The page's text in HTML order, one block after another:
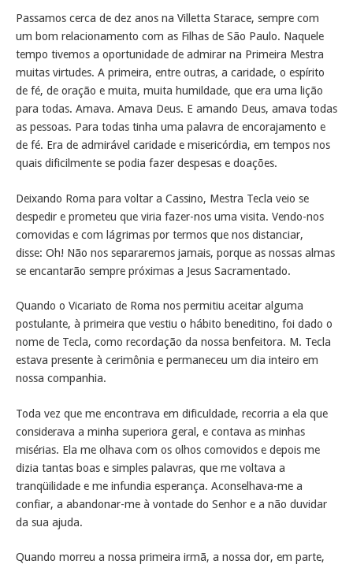
Passamos cerca de dez anos na Villetta Starace, sempre com
um bom relacionamento com as Filhas de São Paulo. Naquele
tempo tivemos a oportunidade de admirar na Primeira Mestra
muitas virtudes. A primeira, entre outras, a caridade, o espírito
de fé, de oração e muita, muita humildade, que era uma lição
para todas. Amava. Amava Deus. E amando Deus, amava todas
as pessoas. Para todas tinha uma palavra de encorajamento e
de fé. Era de admirável caridade e misericórdia, em tempos nos
quais dificilmente se podia fazer despesas e doações.
Deixando Roma para voltar a Cassino, Mestra Tecla veio se
despedir e prometeu que viria fazer-nos uma visita. Vendo-nos
comovidas e com lágrimas por termos que nos distanciar,
disse: Oh! Não nos separaremos jamais, porque as nossas almas
se encantarão sempre próximas a Jesus Sacramentado.
Quando o Vicariato de Roma nos permitiu aceitar alguma
postulante, à primeira que vestiu o hábito beneditino, foi dado o
nome de Tecla, como recordação da nossa benfeitora. M. Tecla
estava presente à cerimônia e permaneceu um dia inteiro em
nossa companhia.
Toda vez que me encontrava em dificuldade, recorria a ela que
considerava a minha superiora geral, e contava as minhas
misérias. Ela me olhava com os olhos comovidos e depois me
dizia tantas boas e simples palavras, que me voltava a
tranqüilidade e me infundia esperança. Aconselhava-me a
confiar, a abandonar-me à vontade do Senhor e a não duvidar
da sua ajuda.
Quando morreu a nossa primeira irmã, a nossa dor, em parte,